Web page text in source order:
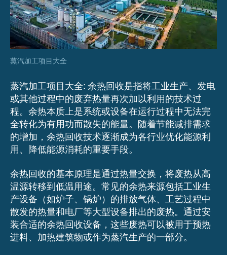
蒸汽加工项目大全
蒸汽加工项目大全: 余热回收是指将工业生产、发电
或其他过程中的废弃热量再次加以利用的技术过
程。余热本质上是系统或设备在运行过程中无法完
全转化为有用功而散失的能量。随着节能减排需求
的增加，余热回收技术逐渐成为各行业优化能源利
用、降低能源消耗的重要手段。
余热回收的基本原理是通过热量交换，将废热从高
温源转移到低温用途。常见的余热来源包括工业生
产设备（如炉子、锅炉）的排放气体、工艺过程中
散发的热量和电厂等大型设备排出的废热。通过安
装合适的余热回收设备，这些废热可以被用于预热
进料、加热建筑物或作为蒸汽生产的一部分。